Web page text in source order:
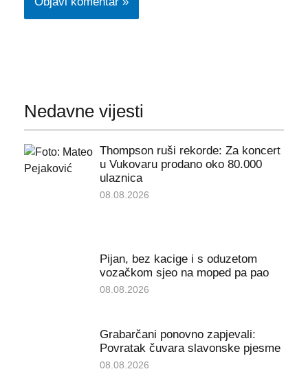
Nedavne vijesti
Thompson ruši rekorde: Za koncert
u Vukovaru prodano oko 80.000
ulaznica
08.08.2026
Pijan, bez kacige i s oduzetom
vozačkom sjeo na moped pa pao
08.08.2026
Grabarčani ponovno zapjevali:
Povratak čuvara slavonske pjesme
08.08.2026